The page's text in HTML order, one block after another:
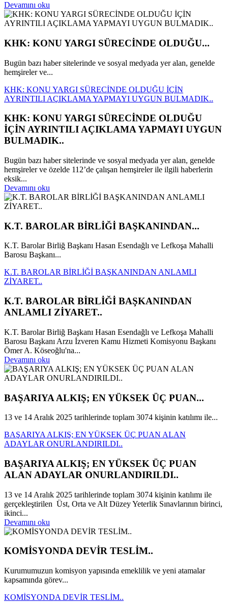
Devamını oku
KHK: KONU YARGI SÜRECİNDE OLDUĞU...
Bugün bazı haber sitelerinde ve sosyal medyada yer alan, genelde
hemşireler ve...
KHK: KONU YARGI SÜRECİNDE OLDUĞU İÇİN
AYRINTILI AÇIKLAMA YAPMAYI UYGUN BULMADIK..
KHK: KONU YARGI SÜRECİNDE OLDUĞU
İÇİN AYRINTILI AÇIKLAMA YAPMAYI UYGUN
BULMADIK..
Bugün bazı haber sitelerinde ve sosyal medyada yer alan, genelde
hemşireler ve özelde 112’de çalışan hemşireler ile ilgili haberlerin
eksik...
Devamını oku
K.T. BAROLAR BİRLİĞİ BAŞKANINDAN...
K.T. Barolar Birliğ Başkanı Hasan Esendağlı ve Lefkoşa Mahalli
Barosu Başkanı...
K.T. BAROLAR BİRLİĞİ BAŞKANINDAN ANLAMLI
ZİYARET..
K.T. BAROLAR BİRLİĞİ BAŞKANINDAN
ANLAMLI ZİYARET..
K.T. Barolar Birliğ Başkanı Hasan Esendağlı ve Lefkoşa Mahalli
Barosu Başkanı Arzu İzveren Kamu Hizmeti Komisyonu Başkanı
Ömer A. Köseoğlu'na...
Devamını oku
BAŞARIYA ALKIŞ; EN YÜKSEK ÜÇ PUAN...
13 ve 14 Aralık 2025 tarihlerinde toplam 3074 kişinin katılımı ile...
BAŞARIYA ALKIŞ; EN YÜKSEK ÜÇ PUAN ALAN
ADAYLAR ONURLANDIRILDI..
BAŞARIYA ALKIŞ; EN YÜKSEK ÜÇ PUAN
ALAN ADAYLAR ONURLANDIRILDI..
13 ve 14 Aralık 2025 tarihlerinde toplam 3074 kişinin katılımı ile
gerçekleştirilen Üst, Orta ve Alt Düzey Yeterlik Sınavlarının birinci,
ikinci...
Devamını oku
KOMİSYONDA DEVİR TESLİM..
Kurumumuzun komisyon yapısında emeklilik ve yeni atamalar
kapsamında görev...
KOMİSYONDA DEVİR TESLİM..